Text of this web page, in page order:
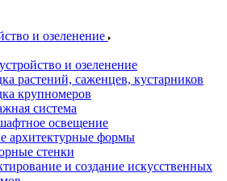
и озеленение
и озеленение
растений, саженцев, кустарников
крупномеров
система
освещение
архитектурные формы
стенки
и создание искусственных